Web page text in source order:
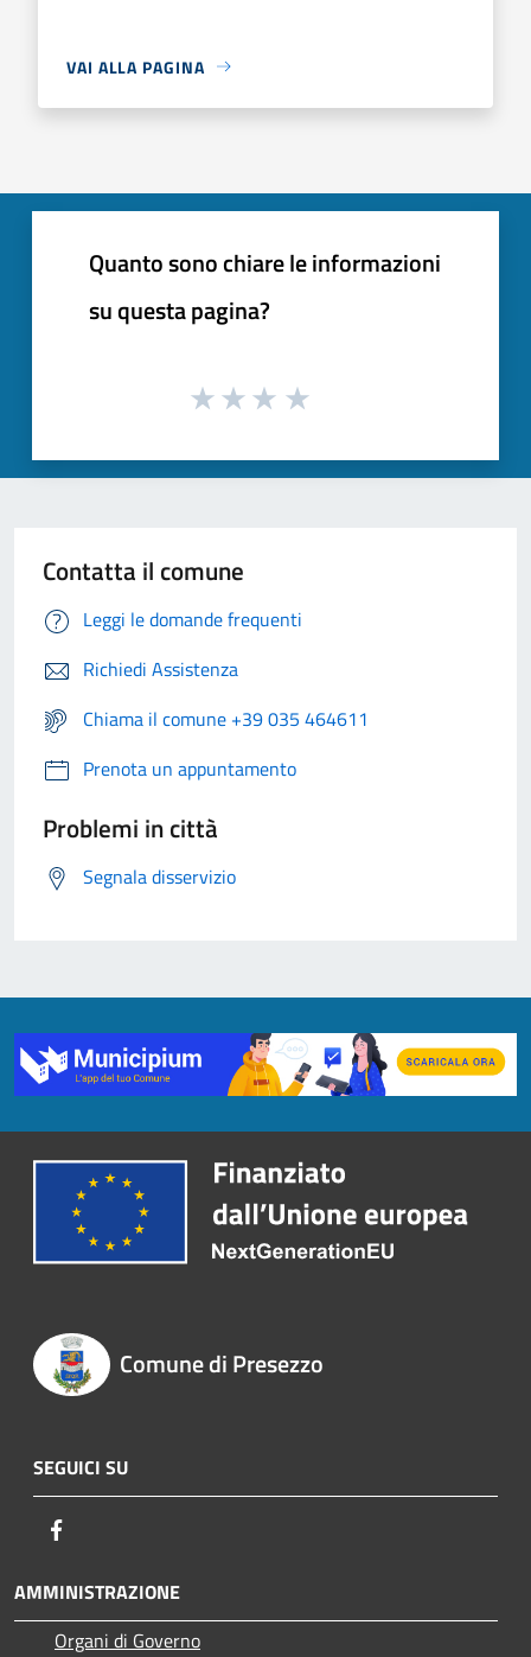
VAI ALLA PAGINA
Quanto sono chiare le informazioni
su questa pagina?
Contatta il comune
Leggi le domande frequenti
Richiedi Assistenza
Chiama il comune +39 035 464611
Prenota un appuntamento
Problemi in città
Segnala disservizio
Comune di Presezzo
SEGUICI SU
AMMINISTRAZIONE
Organi di Governo